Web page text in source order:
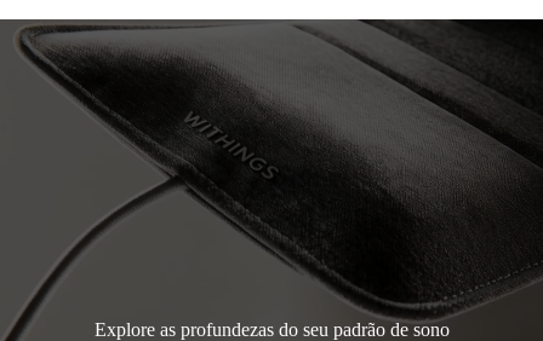
Explore as profundezas do seu padrão de sono